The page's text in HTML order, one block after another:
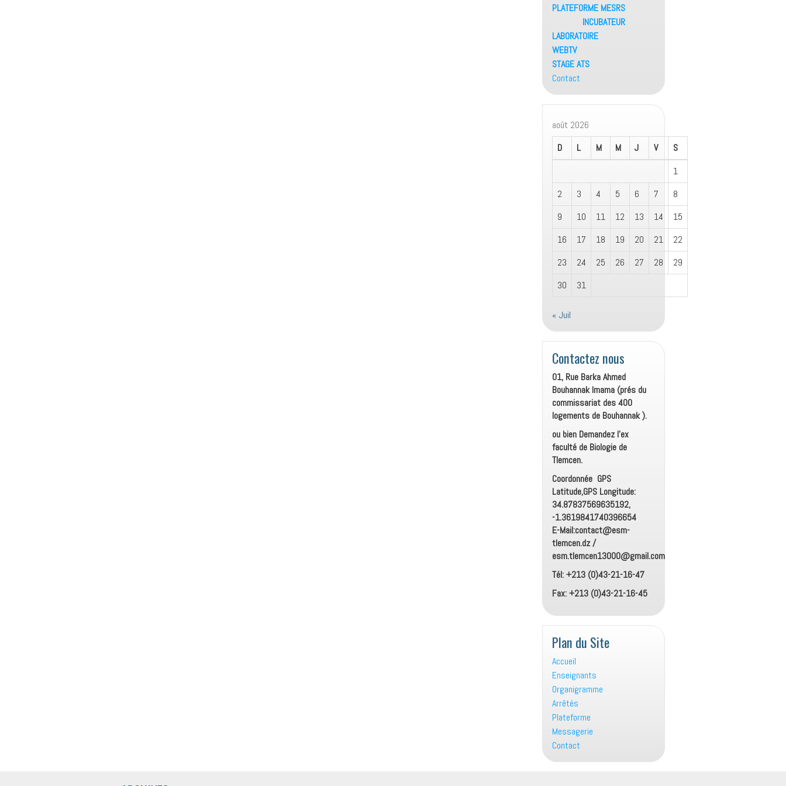
PLATEFORME MESRS
INCUBATEUR
LABORATOIRE
WEBTV
STAGE ATS
Contact
août 2026
D
L M M J V
S
1
2
3 4 5 6 7
8
9
10 11 12 13 14
15
16
17 18 19 20 21
22
23
24 25 26 27 28
29
30
31
« Juil
Contactez nous
01, Rue Barka Ahmed
Bouhannak Imama (prés du
commissariat des 400
logements de Bouhannak ).
ou bien Demandez l’ex
faculté de Biologie de
Tlemcen.
Coordonnée GPS
Latitude,GPS Longitude:
34.87837569635192,
-1.3619841740396654
E-Mail:contact@esm-
tlemcen.dz /
esm.tlemcen13000@gmail.com
Tél: +213 (0)43-21-16-47
Fax: +213 (0)43-21-16-45
Plan du Site
Accueil
Enseignants
Organigramme
Arrêtés
Plateforme
Messagerie
Contact